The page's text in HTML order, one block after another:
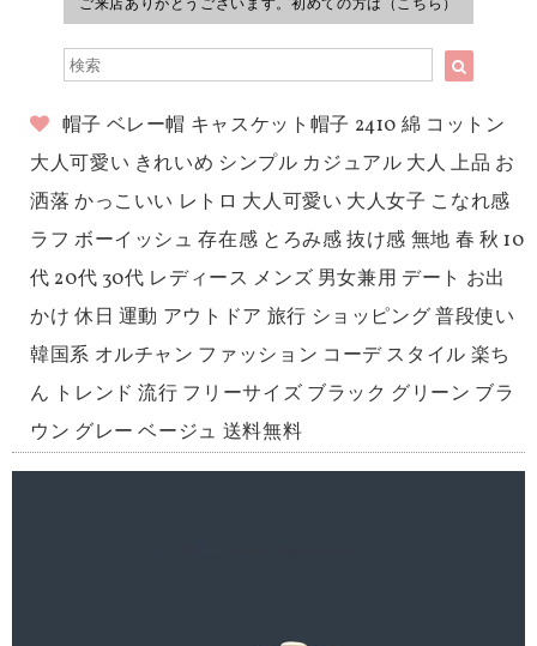
帽子 ベレー帽 キャスケット帽子 2410 綿 コットン
大人可愛い きれいめ シンプル カジュアル 大人 上品 お
洒落 かっこいい レトロ 大人可愛い 大人女子 こなれ感
ラフ ボーイッシュ 存在感 とろみ感 抜け感 無地 春 秋 10
代 20代 30代 レディース メンズ 男女兼用 デート お出
かけ 休日 運動 アウトドア 旅行 ショッピング 普段使い
韓国系 オルチャン ファッション コーデ スタイル 楽ち
ん トレンド 流行 フリーサイズ ブラック グリーン ブラ
ウン グレー ベージュ 送料無料